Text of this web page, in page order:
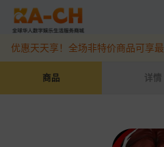
女神异闻录:夜幕
抖音盛夏宠粉季来袭！抖钻充值最
优惠天天享！全场非特价商品可享最
商品 详情